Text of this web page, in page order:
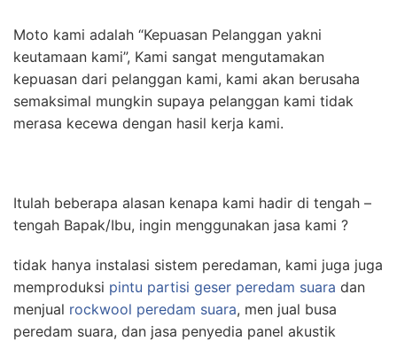
Moto kami adalah “Kepuasan Pelanggan yakni
keutamaan kami”, Kami sangat mengutamakan
kepuasan dari pelanggan kami, kami akan berusaha
semaksimal mungkin supaya pelanggan kami tidak
merasa kecewa dengan hasil kerja kami.
Itulah beberapa alasan kenapa kami hadir di tengah –
tengah Bapak/Ibu, ingin menggunakan jasa kami ?
tidak hanya instalasi sistem peredaman, kami juga juga
memproduksi pintu partisi geser peredam suara dan
menjual rockwool peredam suara, men jual busa
peredam suara, dan jasa penyedia panel akustik